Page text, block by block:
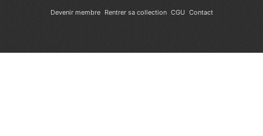
Devenir membre Rentrer sa collection CGU Contact